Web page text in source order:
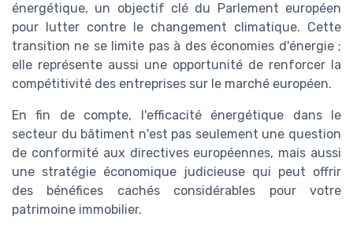
énergétique, un objectif clé du Parlement européen
pour lutter contre le changement climatique. Cette
transition ne se limite pas à des économies d'énergie ;
elle représente aussi une opportunité de renforcer la
compétitivité des entreprises sur le marché européen.
En fin de compte, l'efficacité énergétique dans le
secteur du bâtiment n'est pas seulement une question
de conformité aux directives européennes, mais aussi
une stratégie économique judicieuse qui peut offrir
des bénéfices cachés considérables pour votre
patrimoine immobilier.